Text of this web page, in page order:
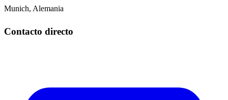
Munich, Alemania
Contacto directo